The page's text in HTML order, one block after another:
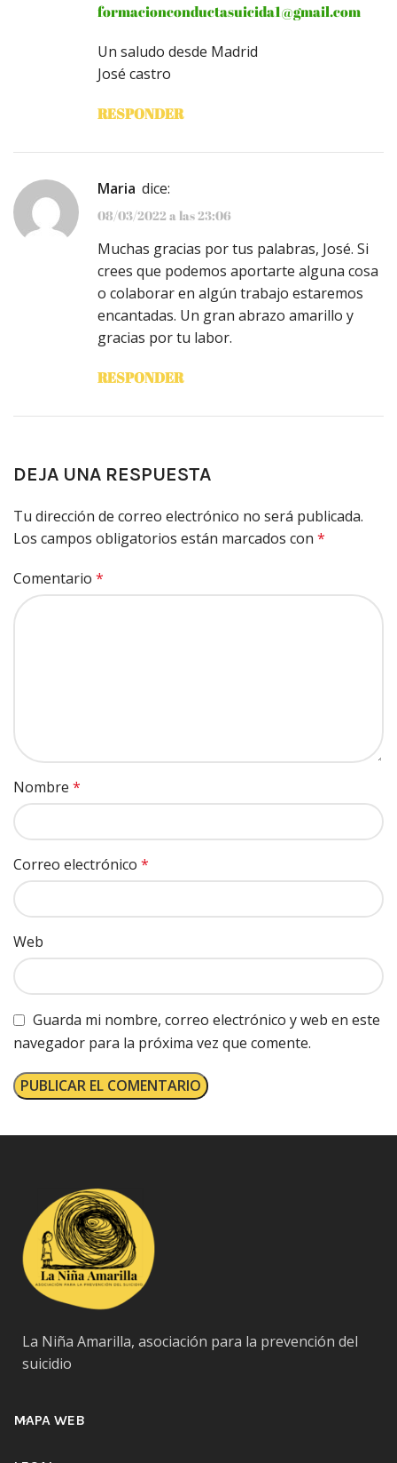
formacionconductasuicida1@gmail.com
Un saludo desde Madrid
José castro
RESPONDER
Maria dice:
08/03/2022 a las 23:06
Muchas gracias por tus palabras, José. Si
crees que podemos aportarte alguna cosa
o colaborar en algún trabajo estaremos
encantadas. Un gran abrazo amarillo y
gracias por tu labor.
RESPONDER
DEJA UNA RESPUESTA
Tu dirección de correo electrónico no será publicada.
Los campos obligatorios están marcados con *
Comentario *
Nombre *
Correo electrónico *
Web
Guarda mi nombre, correo electrónico y web en este
navegador para la próxima vez que comente.
La Niña Amarilla, asociación para la prevención del
suicidio
MAPA WEB